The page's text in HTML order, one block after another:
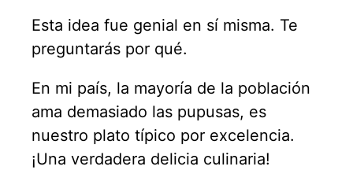
Esta idea fue genial en sí misma. Te
preguntarás por qué.
En mi país, la mayoría de la población
ama demasiado las pupusas, es
nuestro plato típico por excelencia.
¡Una verdadera delicia culinaria!